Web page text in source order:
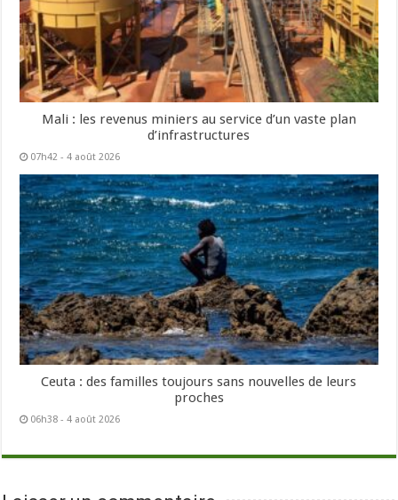
Mali : les revenus miniers au service d’un vaste plan
d’infrastructures
07h42 - 4 août 2026
Ceuta : des familles toujours sans nouvelles de leurs
proches
06h38 - 4 août 2026